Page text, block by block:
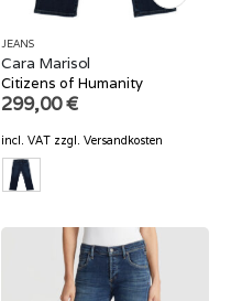
JEANS
Cara Marisol
Citizens of Humanity
299,00€
incl. VAT zzgl. Versandkosten